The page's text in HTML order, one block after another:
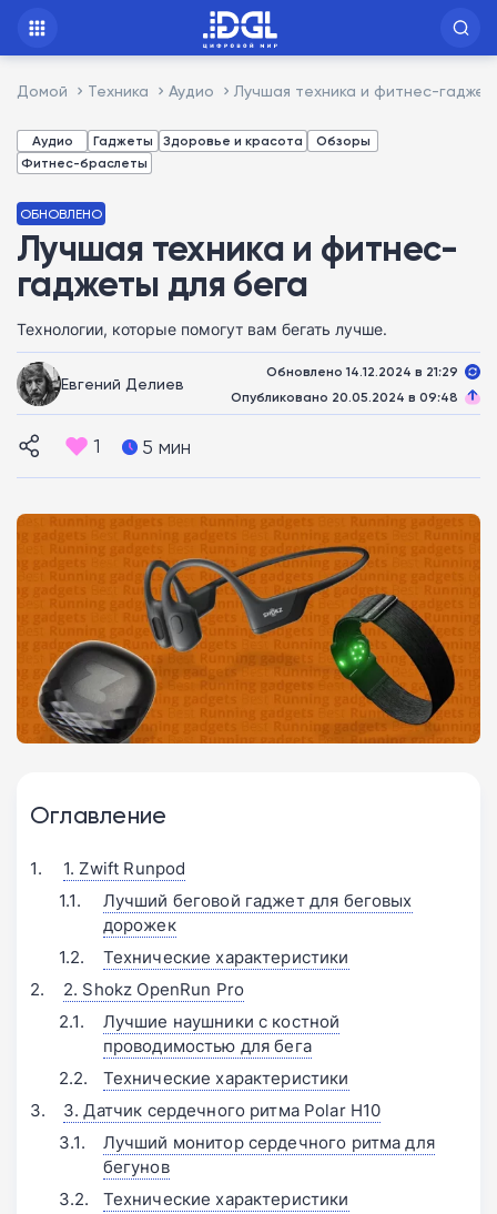
Домой Техника Аудио Лучшая техника и фитнес-
Аудио Гаджеты Здоровье и красота
Обзоры
Фитнес-браслеты
ОБНОВЛЕНО
Лучшая техника и фитнес-
гаджеты для бега
Технологии, которые помогут вам бегать лучше.
Евгений Делиев
Обновлено 14.12.2024 в 21:29
Опубликовано 20.05.2024 в 09:48
1 5 мин
Оглавление
1. Zwift Runpod
Лучший беговой гаджет для беговых
дорожек
Технические характеристики
2. Shokz OpenRun Pro
Лучшие наушники с костной
проводимостью для бега
Технические характеристики
3. Датчик сердечного ритма Polar H10
Лучший монитор сердечного ритма для
бегунов
Технические характеристики